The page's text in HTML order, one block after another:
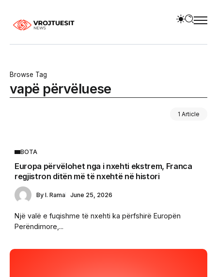
Browse Tag
vapë përvëluese
1 Article
BOTA
Europa përvëlohet nga i nxehti ekstrem, Franca
regjistron ditën më të nxehtë në histori
By I. Rama June 25, 2026
Një valë e fuqishme të nxehti ka përfshirë Europën
Perëndimore,...